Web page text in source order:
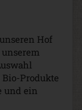
Hof
Produkte
und ein